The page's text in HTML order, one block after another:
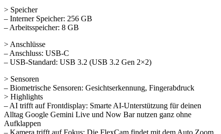
> Speicher
– Interner Speicher: 256 GB
– Arbeitsspeicher: 8 GB
> Anschlüsse
– Anschluss: USB-C
– USB-Standard: USB 3.2 (USB 3.2 Gen 2×2)
> Sensoren
– Biometrische Sensoren: Gesichtserkennung, Fingerabdruck
> Highlights
– AI trifft auf Frontdisplay: Smarte AI-Unterstützung für deinen
Alltag Google Gemini Live und Now Bar nutzen ganz ohne
Aufklappen
– Kamera trifft auf Fokus: Die FlexCam findet mit dem Auto Zoom